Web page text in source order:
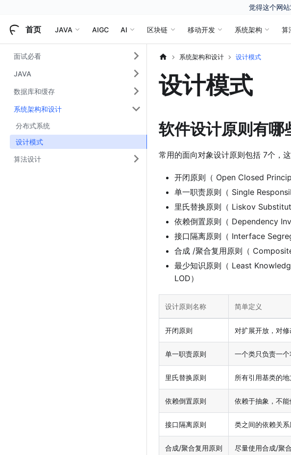
觉得这个网
首页 JAVA AIGC AI 区块链 移动开发 系统架构 算
面试必看
JAVA
数据库和缓存
系统架构和设计
分布式系统
设计模式
算法设计
系统架构和设计 设计模式
设计模式
软件设计原则有哪
常⽤的⾯向对象设计原则包括 7个，
开闭原则（ Open Closed
单⼀职责原则（ Single
⾥⽒替换原则（ Liskov
依赖倒置原则（ Dependency
接⼝隔离原则（ Interface
合成 /聚合复⽤原则（
最少知识原则（ Least
LOD）
设计原则名称 简单定义
开闭原则 对扩展开放，对修
单一职责原则 一个类只负责一
里氏替换原则 所有引用基类的
依赖倒置原则 依赖于抽象，不
接口隔离原则 类之间的依赖关
合成/聚合复用原则 尽量使用合成/聚